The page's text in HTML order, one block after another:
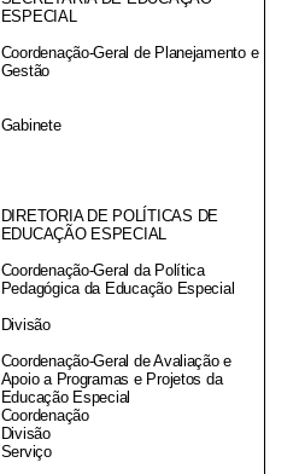
ESPECIAL
Coordenação-Geral de Planejamento e
Gestão
Gabinete
DIRETORIA DE POLÍTICAS DE
EDUCAÇÃO ESPECIAL
Coordenação-Geral da Política
Pedagógica da Educação Especial
Divisão
Coordenação-Geral de Avaliação e
Apoio a Programas e Projetos da
Educação Especial
Coordenação
Divisão
Serviço